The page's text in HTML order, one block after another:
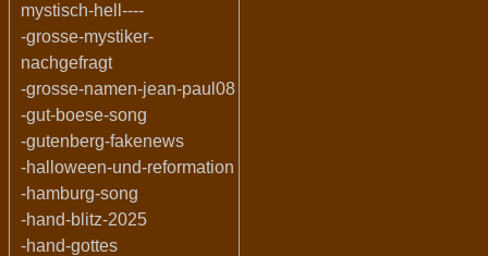
mystisch-hell----
-grosse-mystiker-
nachgefragt
-grosse-namen-jean-paul08
-gut-boese-song
-gutenberg-fakenews
-halloween-und-reformation
-hamburg-song
-hand-blitz-2025
-hand-gottes